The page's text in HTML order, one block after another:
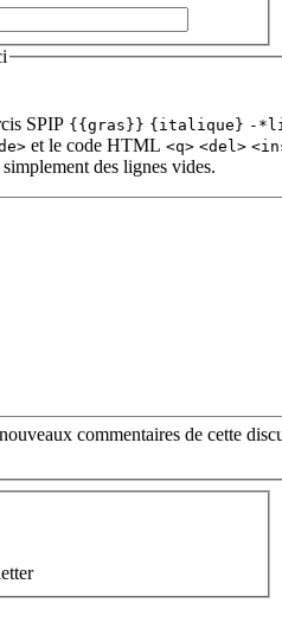
SPIP {{gras}} {italique} -
et le code HTML <q> <del>
des lignes vides.
commentaires de cette